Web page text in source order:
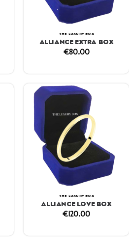
THE LUXURY BOX
ALLIANCE EXTRA BOX
€80.00
THE LUXURY BOX
ALLIANCE LOVE BOX
€120.00